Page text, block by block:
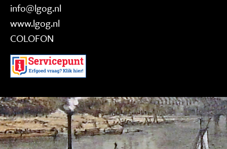
info@lgog.nl
www.lgog.nl
COLOFON